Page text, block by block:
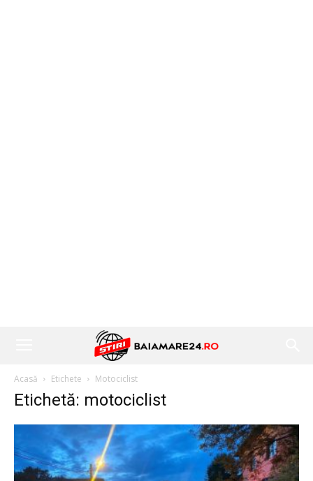
Acasă Etichete Motociclist
Etichetă: motociclist